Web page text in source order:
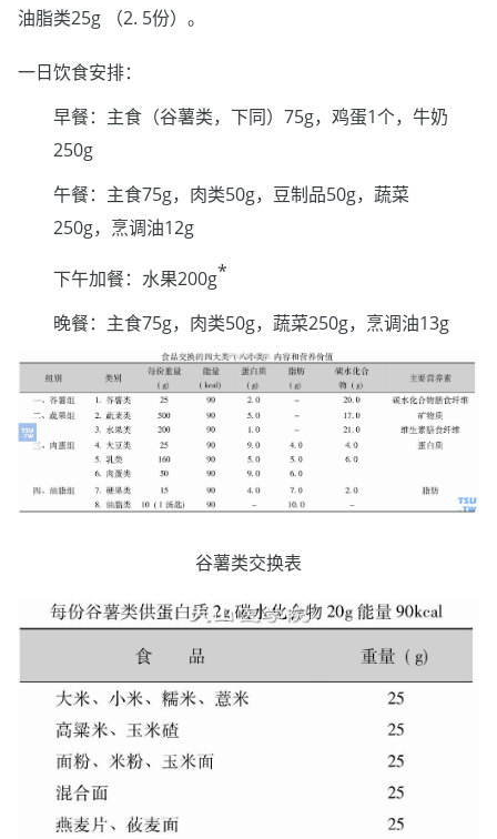
油脂类25g （2. 5份）。
一日饮食安排：
早餐：主食（谷薯类，下同）75g，鸡蛋1个，牛奶
250g
午餐：主食75g，肉类50g，豆制品50g，蔬菜
250g，烹调油12g
下午加餐：水果200g*
晚餐：主食75g，肉类50g，蔬菜250g，烹调油13g
谷薯类交换表